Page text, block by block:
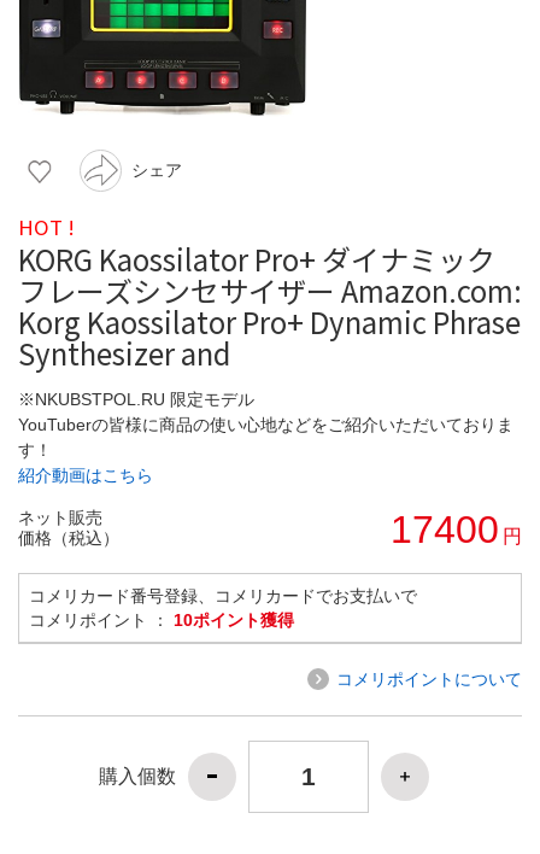
シェア
HOT !
KORG Kaossilator Pro+ ダイナミック
フレーズシンセサイザー Amazon.com:
Korg Kaossilator Pro+ Dynamic Phrase
Synthesizer and
※NKUBSTPOL.RU 限定モデル
YouTuberの皆様に商品の使い心地などをご紹介いただいておりま
す！
紹介動画はこちら
ネット販売
価格（税込）
17400 円
コメリカード番号登録、コメリカードでお支払いで
コメリポイント ： 10ポイント獲得
コメリポイントについて
購入個数